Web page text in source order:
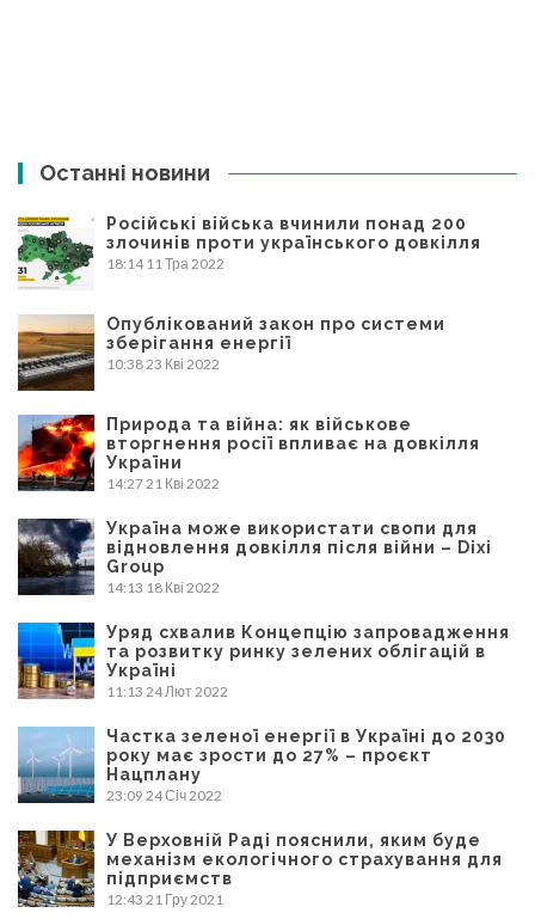
Останні новини
Російські війська вчинили понад 200
злочинів проти українського довкілля
18:14 11 Тра 2022
Опублікований закон про системи
зберігання енергії
10:3823 Кві 2022
Природа та війна: як військове
вторгнення росії впливає на довкілля
України
14:2721 Кві 2022
Україна може використати свопи для
відновлення довкілля після війни – Dixi
Group
14:13 18 Кві 2022
Уряд схвалив Концепцію запровадження
та розвитку ринку зелених облігацій в
Україні
11:13 24 Лют 2022
Частка зеленої енергії в Україні до 2030
року має зрости до 27% – проєкт
Нацплану
23:09 24 Січ 2022
У Верховній Раді пояснили, яким буде
механізм екологічного страхування для
підприємств
12:43 21 Гру 2021